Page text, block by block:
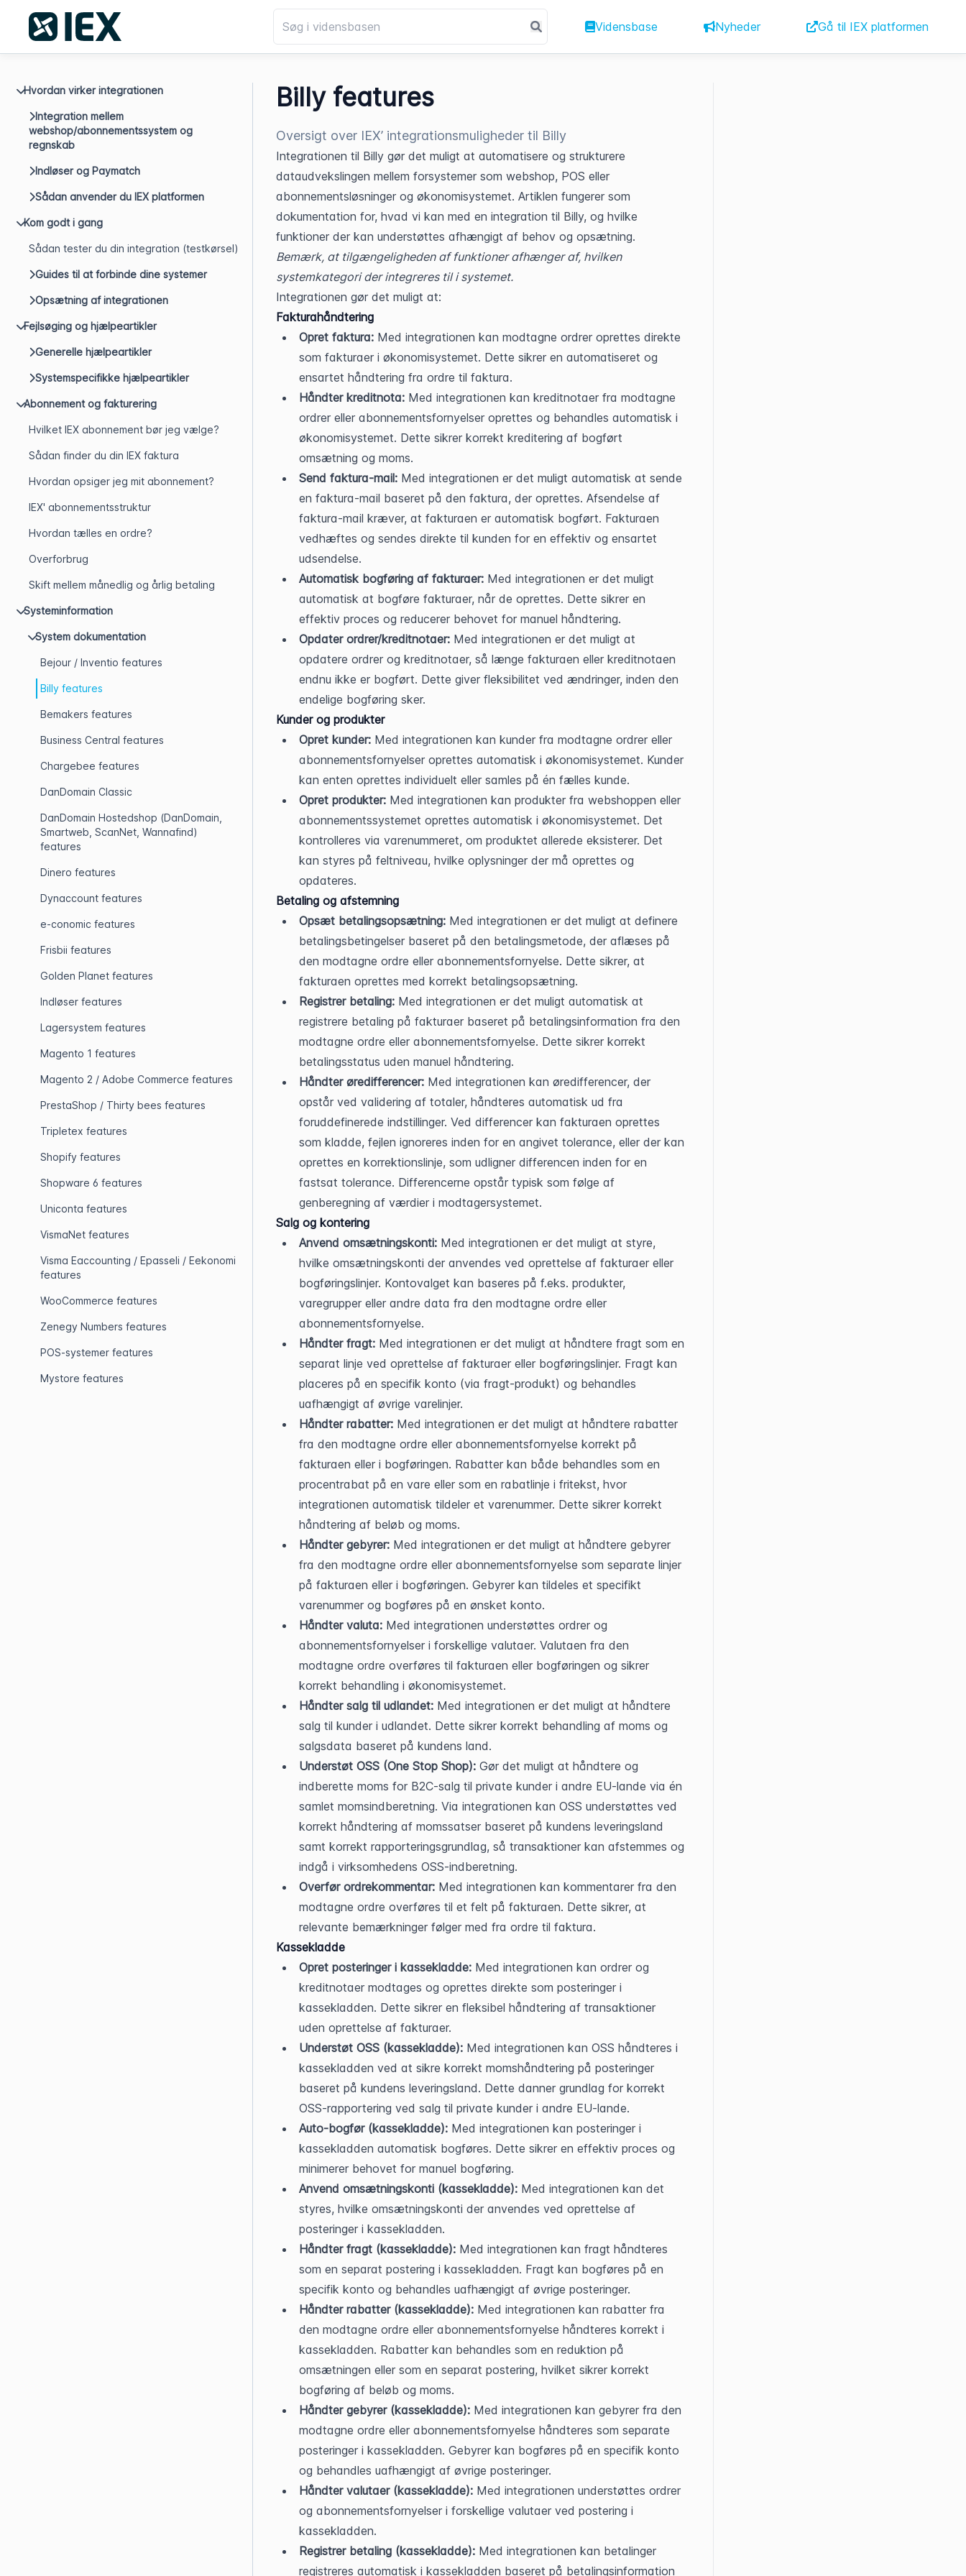
Vidensbase Nyheder Gå til IEX platformen
Hvordan virker integrationen
Integration mellem
webshop/abonnementssystem og
regnskab
Indløser og Paymatch
Sådan anvender du IEX platformen
Kom godt i gang
Sådan tester du din integration (testkørsel)
Guides til at forbinde dine systemer
Opsætning af integrationen
Fejlsøging og hjælpeartikler
Generelle hjælpeartikler
Systemspecifikke hjælpeartikler
Abonnement og fakturering
Hvilket IEX abonnement bør jeg vælge?
Sådan finder du din IEX faktura
Hvordan opsiger jeg mit abonnement?
IEX' abonnementsstruktur
Hvordan tælles en ordre?
Overforbrug
Skift mellem månedlig og årlig betaling
Systeminformation
System dokumentation
Bejour / Inventio features
Billy features
Bemakers features
Business Central features
Chargebee features
DanDomain Classic
DanDomain Hostedshop (DanDomain,
Smartweb, ScanNet, Wannafind)
features
Dinero features
Dynaccount features
e-conomic features
Frisbii features
Golden Planet features
Indløser features
Lagersystem features
Magento 1 features
Magento 2 / Adobe Commerce features
PrestaShop / Thirty bees features
Tripletex features
Shopify features
Shopware 6 features
Uniconta features
VismaNet features
Visma Eaccounting / Epasseli / Eekonomi
features
WooCommerce features
Zenegy Numbers features
POS-systemer features
Mystore features
Billy features
Oversigt over IEX’ integrationsmuligheder til Billy
Integrationen til Billy gør det muligt at automatisere og strukturere
dataudvekslingen mellem forsystemer som webshop, POS eller
abonnementsløsninger og økonomisystemet. Artiklen fungerer som
dokumentation for, hvad vi kan med en integration til Billy, og hvilke
funktioner der kan understøttes afhængigt af behov og opsætning.
Bemærk, at tilgængeligheden af funktioner afhænger af, hvilken
systemkategori der integreres til i systemet.
Integrationen gør det muligt at:
Fakturahåndtering
Opret faktura: Med integrationen kan modtagne ordrer oprettes direkte
som fakturaer i økonomisystemet. Dette sikrer en automatiseret og
ensartet håndtering fra ordre til faktura.
Håndter kreditnota: Med integrationen kan kreditnotaer fra modtagne
ordrer eller abonnementsfornyelser oprettes og behandles automatisk i
økonomisystemet. Dette sikrer korrekt kreditering af bogført
omsætning og moms.
Send faktura-mail: Med integrationen er det muligt automatisk at sende
en faktura-mail baseret på den faktura, der oprettes. Afsendelse af
faktura-mail kræver, at fakturaen er automatisk bogført. Fakturaen
vedhæftes og sendes direkte til kunden for en effektiv og ensartet
udsendelse.
Automatisk bogføring af fakturaer: Med integrationen er det muligt
automatisk at bogføre fakturaer, når de oprettes. Dette sikrer en
effektiv proces og reducerer behovet for manuel håndtering.
Opdater ordrer/kreditnotaer: Med integrationen er det muligt at
opdatere ordrer og kreditnotaer, så længe fakturaen eller kreditnotaen
endnu ikke er bogført. Dette giver fleksibilitet ved ændringer, inden den
endelige bogføring sker.
Kunder og produkter
Opret kunder: Med integrationen kan kunder fra modtagne ordrer eller
abonnementsfornyelser oprettes automatisk i økonomisystemet. Kunder
kan enten oprettes individuelt eller samles på én fælles kunde.
Opret produkter: Med integrationen kan produkter fra webshoppen eller
abonnementssystemet oprettes automatisk i økonomisystemet. Det
kontrolleres via varenummeret, om produktet allerede eksisterer. Det
kan styres på feltniveau, hvilke oplysninger der må oprettes og
opdateres.
Betaling og afstemning
Opsæt betalingsopsætning: Med integrationen er det muligt at definere
betalingsbetingelser baseret på den betalingsmetode, der aflæses på
den modtagne ordre eller abonnementsfornyelse. Dette sikrer, at
fakturaen oprettes med korrekt betalingsopsætning.
Registrer betaling: Med integrationen er det muligt automatisk at
registrere betaling på fakturaer baseret på betalingsinformation fra den
modtagne ordre eller abonnementsfornyelse. Dette sikrer korrekt
betalingsstatus uden manuel håndtering.
Håndter øredifferencer: Med integrationen kan øredifferencer, der
opstår ved validering af totaler, håndteres automatisk ud fra
foruddefinerede indstillinger. Ved differencer kan fakturaen oprettes
som kladde, fejlen ignoreres inden for en angivet tolerance, eller der kan
oprettes en korrektionslinje, som udligner differencen inden for en
fastsat tolerance. Differencerne opstår typisk som følge af
genberegning af værdier i modtagersystemet.
Salg og kontering
Anvend omsætningskonti: Med integrationen er det muligt at styre,
hvilke omsætningskonti der anvendes ved oprettelse af fakturaer eller
bogføringslinjer. Kontovalget kan baseres på f.eks. produkter,
varegrupper eller andre data fra den modtagne ordre eller
abonnementsfornyelse.
Håndter fragt: Med integrationen er det muligt at håndtere fragt som en
separat linje ved oprettelse af fakturaer eller bogføringslinjer. Fragt kan
placeres på en specifik konto (via fragt-produkt) og behandles
uafhængigt af øvrige varelinjer.
Håndter rabatter: Med integrationen er det muligt at håndtere rabatter
fra den modtagne ordre eller abonnementsfornyelse korrekt på
fakturaen eller i bogføringen. Rabatter kan både behandles som en
procentrabat på en vare eller som en rabatlinje i fritekst, hvor
integrationen automatisk tildeler et varenummer. Dette sikrer korrekt
håndtering af beløb og moms.
Håndter gebyrer: Med integrationen er det muligt at håndtere gebyrer
fra den modtagne ordre eller abonnementsfornyelse som separate linjer
på fakturaen eller i bogføringen. Gebyrer kan tildeles et specifikt
varenummer og bogføres på en ønsket konto.
Håndter valuta: Med integrationen understøttes ordrer og
abonnementsfornyelser i forskellige valutaer. Valutaen fra den
modtagne ordre overføres til fakturaen eller bogføringen og sikrer
korrekt behandling i økonomisystemet.
Håndter salg til udlandet: Med integrationen er det muligt at håndtere
salg til kunder i udlandet. Dette sikrer korrekt behandling af moms og
salgsdata baseret på kundens land.
Understøt OSS (One Stop Shop): Gør det muligt at håndtere og
indberette moms for B2C-salg til private kunder i andre EU-lande via én
samlet momsindberetning. Via integrationen kan OSS understøttes ved
korrekt håndtering af momssatser baseret på kundens leveringsland
samt korrekt rapporteringsgrundlag, så transaktioner kan afstemmes og
indgå i virksomhedens OSS-indberetning.
Overfør ordrekommentar: Med integrationen kan kommentarer fra den
modtagne ordre overføres til et felt på fakturaen. Dette sikrer, at
relevante bemærkninger følger med fra ordre til faktura.
Kassekladde
Opret posteringer i kassekladde: Med integrationen kan ordrer og
kreditnotaer modtages og oprettes direkte som posteringer i
kassekladden. Dette sikrer en fleksibel håndtering af transaktioner
uden oprettelse af fakturaer.
Understøt OSS (kassekladde): Med integrationen kan OSS håndteres i
kassekladden ved at sikre korrekt momshåndtering på posteringer
baseret på kundens leveringsland. Dette danner grundlag for korrekt
OSS-rapportering ved salg til private kunder i andre EU-lande.
Auto-bogfør (kassekladde): Med integrationen kan posteringer i
kassekladden automatisk bogføres. Dette sikrer en effektiv proces og
minimerer behovet for manuel bogføring.
Anvend omsætningskonti (kassekladde): Med integrationen kan det
styres, hvilke omsætningskonti der anvendes ved oprettelse af
posteringer i kassekladden.
Håndter fragt (kassekladde): Med integrationen kan fragt håndteres
som en separat postering i kassekladden. Fragt kan bogføres på en
specifik konto og behandles uafhængigt af øvrige posteringer.
Håndter rabatter (kassekladde): Med integrationen kan rabatter fra
den modtagne ordre eller abonnementsfornyelse håndteres korrekt i
kassekladden. Rabatter kan behandles som en reduktion på
omsætningen eller som en separat postering, hvilket sikrer korrekt
bogføring af beløb og moms.
Håndter gebyrer (kassekladde): Med integrationen kan gebyrer fra den
modtagne ordre eller abonnementsfornyelse håndteres som separate
posteringer i kassekladden. Gebyrer kan bogføres på en specifik konto
og behandles uafhængigt af øvrige posteringer.
Håndter valutaer (kassekladde): Med integrationen understøttes ordrer
og abonnementsfornyelser i forskellige valutaer ved postering i
kassekladden.
Registrer betaling (kassekladde): Med integrationen kan betalinger
registreres automatisk i kassekladden baseret på betalingsinformation